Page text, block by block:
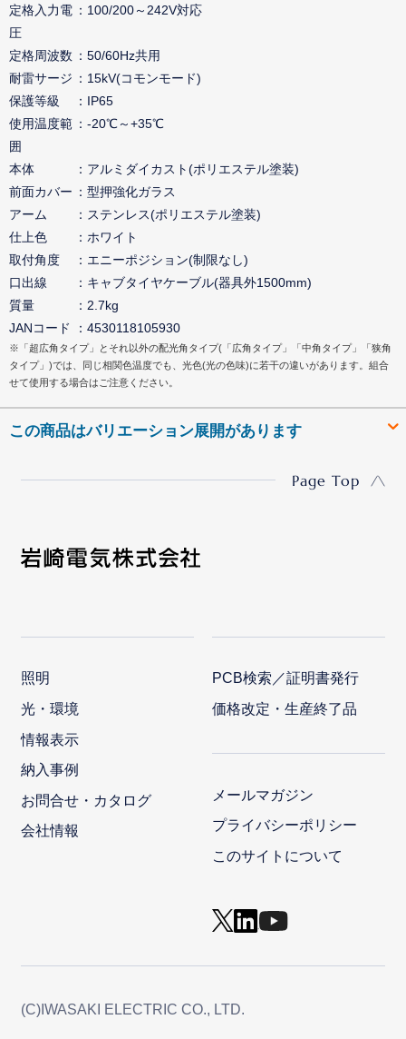
定格入力電
圧
100/200～242V対応
定格周波数
50/60Hz共用
耐雷サージ
15kV(コモンモード)
保護等級
IP65
使用温度範
囲
-20℃～+35℃
本体
アルミダイカスト(ポリエステル塗装)
前面カバー
型押強化ガラス
アーム
ステンレス(ポリエステル塗装)
仕上色
ホワイト
取付角度
エニーポジション(制限なし)
口出線
キャブタイヤケーブル(器具外1500mm)
質量
2.7kg
JANコード
4530118105930
※「超広角タイプ」とそれ以外の配光角タイプ(「広角タイプ」「中角タイプ」「狭角
タイプ」)では、同じ相関色温度でも、光色(光の色味)に若干の違いがあります。組合
せて使用する場合はご注意ください。
この商品はバリエーション展開があります
Page Top
照明
光・環境
情報表示
納入事例
お問合せ・カタログ
会社情報
PCB検索／証明書発行
価格改定・生産終了品
メールマガジン
プライバシーポリシー
このサイトについて
(C)IWASAKI ELECTRIC CO., LTD.